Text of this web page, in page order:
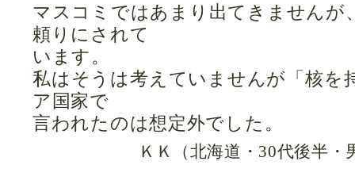
マスコミではあまり出てきませんが
頼りにされて
います。
私はそうは考えていませんが「核を
ア国家で
言われたのは想定外でした。
ＫＫ（北海道・30代後半・